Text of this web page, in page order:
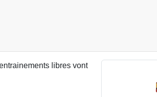
libres vont